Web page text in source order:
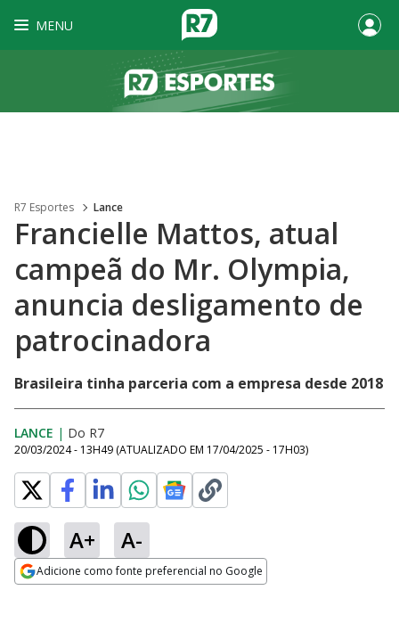
MENU
R7 Esportes Lance
Francielle Mattos, atual
campeã do Mr. Olympia,
anuncia desligamento de
patrocinadora
Brasileira tinha parceria com a empresa desde 2018
LANCE | Do R7
20/03/2024 - 13H49 (ATUALIZADO EM 17/04/2025 - 17H03)
A+ A-
Adicione como fonte preferencial no Google